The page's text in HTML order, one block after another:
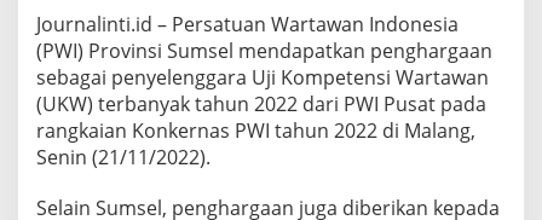
S
e
b
a
g
a
i
e
Journalinti.id – Persatuan Wartawan Indonesia
(PWI) Provinsi Sumsel mendapatkan penghargaan
sebagai penyelenggara Uji Kompetensi Wartawan
(UKW) terbanyak tahun 2022 dari PWI Pusat pada
rangkaian Konkernas PWI tahun 2022 di Malang,
Senin (21/11/2022).
Selain Sumsel, penghargaan juga diberikan kepada